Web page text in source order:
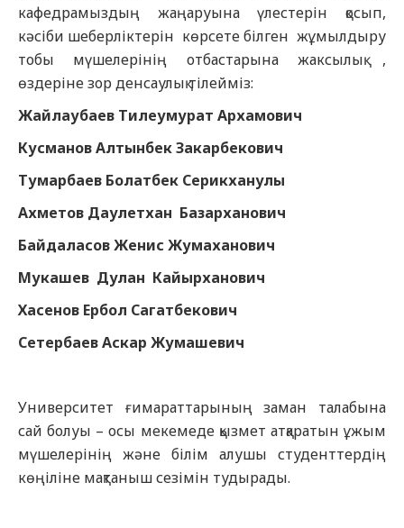
кафедрамыздың жаңаруына үлестерін қосып,
кәсіби шеберліктерін көрсете білген жұмылдыру
тобы мүшелерінің отбастарына жаксылық ,
өздеріне зор денсаулық тілейміз:
Жайлаубаев Тилеумурат Архамович
Кусманов Алтынбек Закарбекович
Тумарбаев Болатбек Серикханулы
Ахметов Даулетхан Базарханович
Байдаласов Женис Жумаханович
Мукашев Дулан Кайырханович
Хасенов Ербол Сагатбекович
Сетербаев Аскар Жумашевич
Университет ғимараттарының заман талабына
сай болуы – осы мекемеде қызмет атқаратын ұжым
мүшелерінің және білім алушы студенттердің
көңіліне мақтаныш сезімін тудырады.